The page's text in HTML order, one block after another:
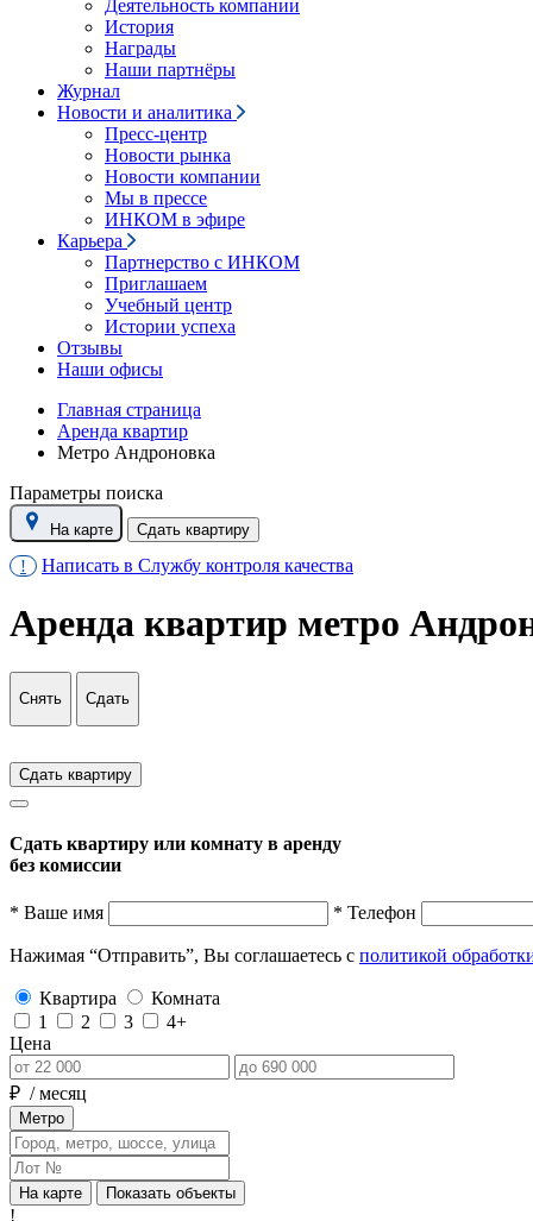
Деятельность компании
История
Награды
Наши партнёры
Журнал
Новости и аналитика
Пресс-центр
Новости рынка
Новости компании
Мы в прессе
ИНКОМ в эфире
Карьера
Партнерство с ИНКОМ
Приглашаем
Учебный центр
Истории успеха
Отзывы
Наши офисы
Главная страница
Аренда квартир
Метро Андроновка
Параметры поиска
На карте Сдать квартиру
! Написать в Службу контроля качества
Аренда квартир метро
Снять Сдать
Сдать квартиру
Сдать квартиру или комнату в аренду
без комиссии
* Ваше имя * Телефон
Нажимая “Отправить”, Вы соглашаетесь с политикой
Квартира
Комната
1
2 3
4+
Цена
₽ / месяц
Метро
На карте Показать объекты
!